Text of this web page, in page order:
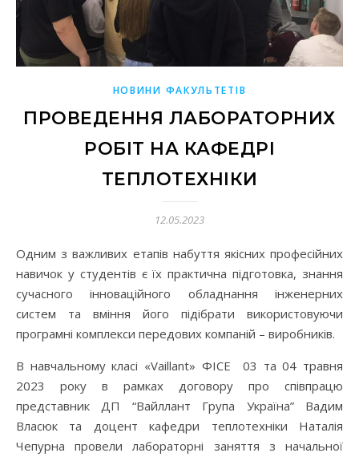
НОВИНИ ФАКУЛЬТЕТІВ
ПРОВЕДЕННЯ ЛАБОРАТОРНИХ
РОБІТ НА КАФЕДРІ
ТЕПЛОТЕХНІКИ
12.05.2023
Одним з важливих етапів набуття якісних професійних
навичок у студентів є їх практична підготовка, знання
сучасного інноваційного обладнання інженерних
систем та вміння його підібрати використовуючи
програмні комплекси передових компаній – виробників.
В навчальному класі «Vaillant» ФІСЕ 03 та 04 травня
2023 року в рамках договору про співпрацю
представник ДП “Вайллант Група Україна” Вадим
Власюк та доцент кафедри теплотехніки Наталія
Чепурна провели лабораторні заняття з начальної